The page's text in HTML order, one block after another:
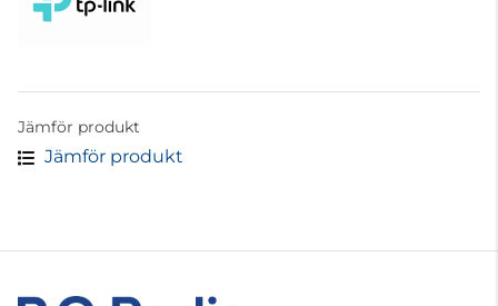
Jämför produkt
Jämför produkt